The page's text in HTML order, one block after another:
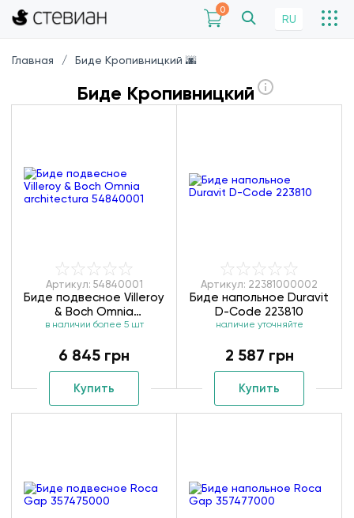
0
RU
Главная Биде Кропивницкий 🌆
Биде Кропивницкий
Артикул: 54840001
Биде подвесное Villeroy
& Boch Omnia
architectura 54840001
в наличии более 5 шт
6 845 грн
Купить
Артикул: 22381000002
Биде напольное Duravit
D-Code 223810
наличие уточняйте
2 587 грн
Купить